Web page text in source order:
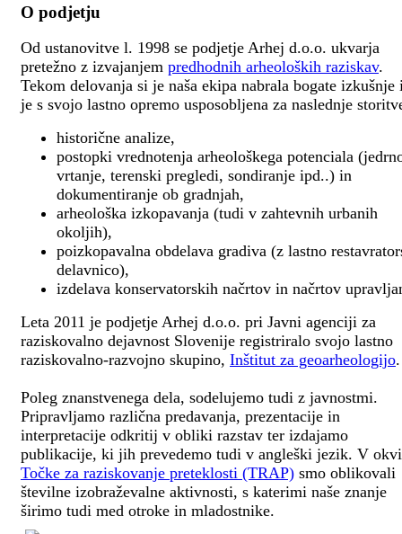
O podjetju
Od ustanovitve l. 1998 se podjetje Arhej d.o.o. ukvarja
pretežno z izvajanjem predhodnih arheoloških raziskav.
Tekom delovanja si je naša ekipa nabrala bogate izkušnje
je s svojo lastno opremo usposobljena za naslednje
historične analize,
postopki vrednotenja arheološkega potenciala
vrtanje, terenski pregledi, sondiranje ipd..) in
dokumentiranje ob gradnjah,
arheološka izkopavanja (tudi v zahtevnih urbanih
okoljih),
poizkopavalna obdelava gradiva (z lastno
delavnico),
izdelava konservatorskih načrtov in načrtov
Leta 2011 je podjetje Arhej d.o.o. pri Javni agenciji za
raziskovalno dejavnost Slovenije registriralo svojo lastno
raziskovalno-razvojno skupino, Inštitut za geoarheologijo.
Poleg znanstvenega dela, sodelujemo tudi z javnostmi.
Pripravljamo različna predavanja, prezentacije in
interpretacije odkritij v obliki razstav ter izdajamo
publikacije, ki jih prevedemo tudi v angleški jezik. V
Točke za raziskovanje preteklosti (TRAP) smo oblikovali
številne izobraževalne aktivnosti, s katerimi naše znanje
širimo tudi med otroke in mladostnike.